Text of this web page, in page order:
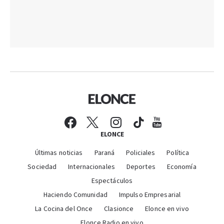
ELONCE
Últimas noticias Paraná Policiales
Política
Sociedad
Internacionales Deportes
Economía
Espectáculos
Haciendo Comunidad
Impulso Empresarial
La Cocina del Once
Clasionce
Elonce en vivo